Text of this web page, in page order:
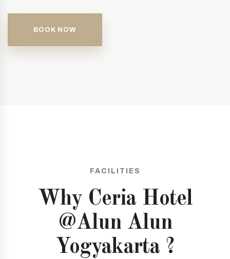
BOOK NOW
FACILITIES
Why Ceria Hotel
@Alun Alun
Yogyakarta ?